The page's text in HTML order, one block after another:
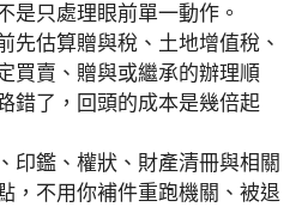
是只處理眼前單一動作。
估算贈與稅、土地增值稅、
買賣、贈與或繼承的辦理順
錯了，回頭的成本是幾倍起
鑑、權狀、財產清冊與相關
，不用你補件重跑機關、被退